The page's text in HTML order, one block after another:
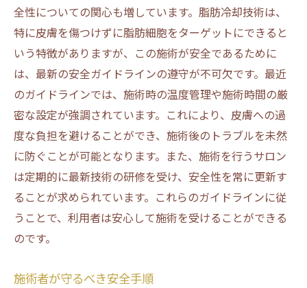
全性についての関心も増しています。脂肪冷却技術は、
特に皮膚を傷つけずに脂肪細胞をターゲットにできると
いう特徴がありますが、この施術が安全であるために
は、最新の安全ガイドラインの遵守が不可欠です。最近
のガイドラインでは、施術時の温度管理や施術時間の厳
密な設定が強調されています。これにより、皮膚への過
度な負担を避けることができ、施術後のトラブルを未然
に防ぐことが可能となります。また、施術を行うサロン
は定期的に最新技術の研修を受け、安全性を常に更新す
ることが求められています。これらのガイドラインに従
うことで、利用者は安心して施術を受けることができる
のです。
施術者が守るべき安全手順